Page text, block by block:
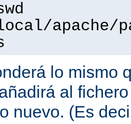
apache/
lo mismo
al
nuevo. (Es